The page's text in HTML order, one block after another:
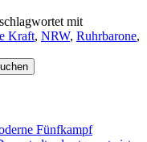
mit
Kraft, NRW, Ruhrbarone,
Fünfkampf